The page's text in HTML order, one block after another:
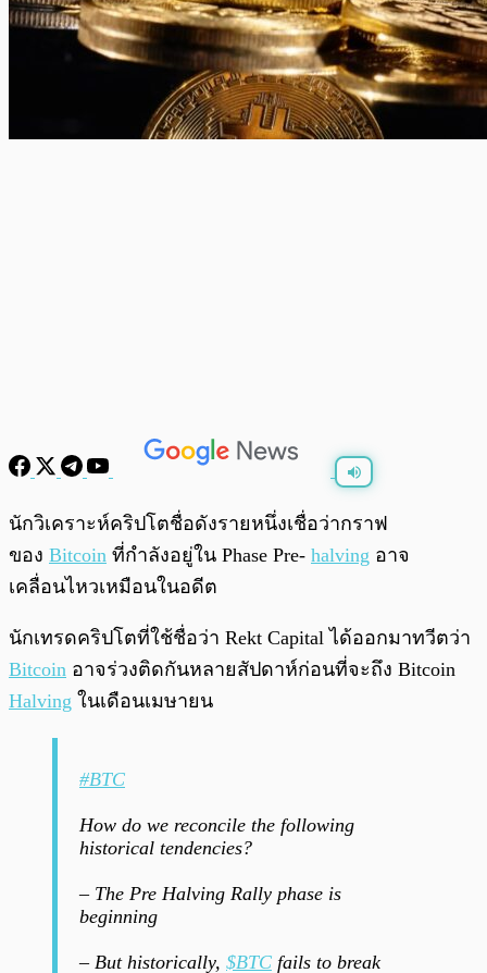
พร้อมเล่น
นักวิเคราะห์คริปโตชื่อดังรายหนึ่งเชื่อว่ากราฟ
ของ Bitcoin ที่กำลังอยู่ใน Phase Pre- halving อาจ
เคลื่อนไหวเหมือนในอดีต
นักเทรดคริปโตที่ใช้ชื่อว่า Rekt Capital ได้ออกมาทวีตว่า
Bitcoin อาจร่วงติดกันหลายสัปดาห์ก่อนที่จะถึง Bitcoin
Halving ในเดือนเมษายน
#BTC
How do we reconcile the following
historical tendencies?
– The Pre Halving Rally phase is
beginning
– But historically, $BTC fails to break